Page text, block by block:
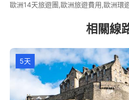
歐洲14天旅遊團,歐洲旅遊費用,歐洲環
相關線
5天